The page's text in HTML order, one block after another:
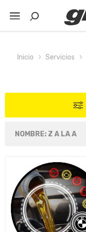
Inicio Servicios